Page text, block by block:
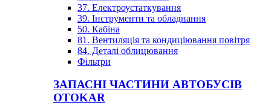
37. Електроустаткування
39. Інструменти та обладнання
50. Кабіна
81. Вентиляція та кондиціювання повітря
84. Деталі облицювання
Фільтри
ЗАПАСНІ ЧАСТИНИ АВТОБУСІВ
OTOKAR